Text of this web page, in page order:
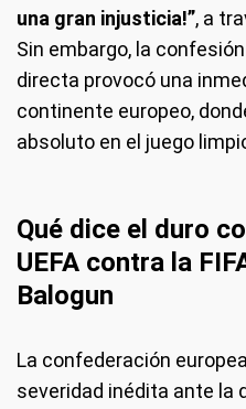
una gran injusticia!”, a
Sin embargo, la
directa provocó una
continente europeo,
absoluto en el juego
Qué dice el duro
UEFA contra la
Balogun
La confederación
severidad inédita ante la